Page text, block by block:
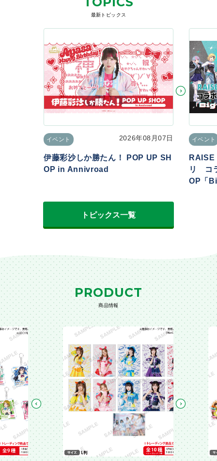
最新トピックス
イベント 2026年08月07日
伊藤彩沙しか勝たん！ POP UP SH
OP in Annivroad
イベント
RAISE
リ コ
OP「
トピックス一覧
PRODUCT
商品情報